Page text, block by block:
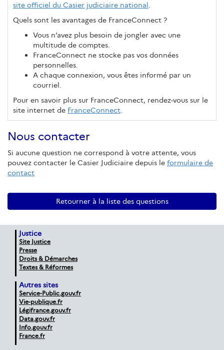
site officiel du Casier judiciaire national.
Quels sont les avantages de FranceConnect ?
Vous n’avez plus besoin de jongler avec une
multitude de comptes.
FranceConnect ne stocke pas vos données
personnelles.
A chaque connexion, vous êtes informé par un
courriel.
Pour en savoir plus sur FranceConnect, rendez-vous sur le
site internet de FranceConnect.
Nous contacter
Si aucune question ne correspond à votre attente, vous
pouvez contacter le Casier Judiciaire depuis le formulaire de
contact
Retourner à la liste des questions
Justice
Site Justice
Presse
Droits & Démarches
Textes & Réformes
Autres sites
Service-Public.gouv.fr
Vie-publique.fr
Légifrance.gouv.fr
Data.gouv.fr
Info.gouv.fr
France.fr